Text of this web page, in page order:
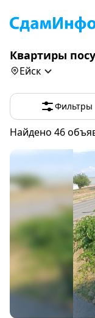
Квартиры
Ейск
Фильтры
Найдено 46